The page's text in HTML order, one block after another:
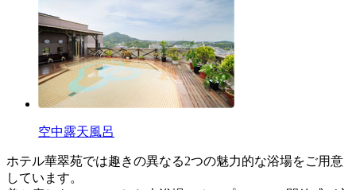
空中露天風呂
ホテル華翠苑では趣きの異なる2つの魅力的な浴場をご用意
しています。